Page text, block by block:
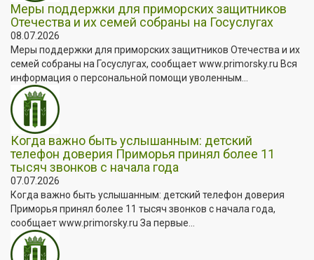
Меры поддержки для приморских защитников
Отечества и их семей собраны на Госуслугах
08.07.2026
Меры поддержки для приморских защитников Отечества и их
семей собраны на Госуслугах, сообщает www.primorsky.ru Вся
информация о персональной помощи уволенным...
Когда важно быть услышанным: детский
телефон доверия Приморья принял более 11
тысяч звонков с начала года
07.07.2026
Когда важно быть услышанным: детский телефон доверия
Приморья принял более 11 тысяч звонков с начала года,
сообщает www.primorsky.ru За первые...